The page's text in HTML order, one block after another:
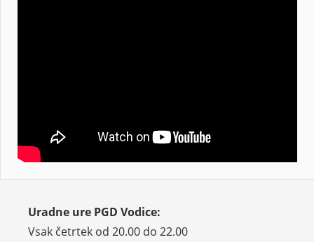
Uradne ure PGD Vodice:
Vsak četrtek od 20.00 do 22.00